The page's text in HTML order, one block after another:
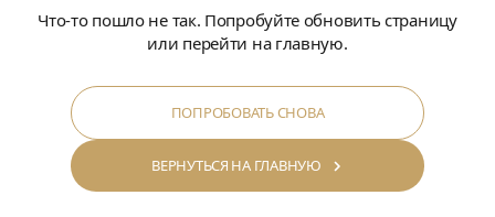
Что-то пошло не так. Попробуйте обновить страницу
или перейти на главную.
ПОПРОБОВАТЬ СНОВА
ВЕРНУТЬСЯ НА ГЛАВНУЮ